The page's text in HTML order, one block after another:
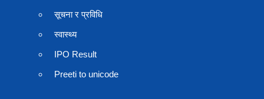
सूचना र प्रविधि
स्वास्थ्य
IPO Result
Preeti to unicode